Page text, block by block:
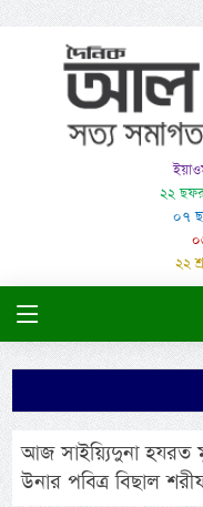
২২
০৭
২২
আজ সাইয়্যিদুনা হযরত
উনার পবিত্র বিছাল